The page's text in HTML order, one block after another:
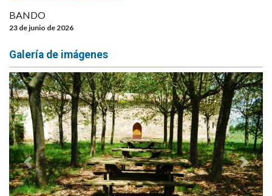
BANDO
23 de junio de 2026
Galería de imágenes
Anterior